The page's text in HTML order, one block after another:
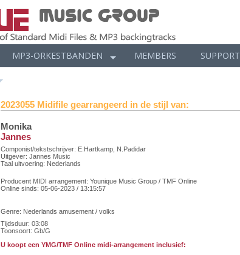
MP3-ORKESTBANDEN MEMBERS
SUPPORT
2023055 Midifile gearrangeerd in de stijl van:
Monika
Jannes
Componist/tekstschrijver: E.Hartkamp, N.Padidar
Uitgever: Jannes Music
Taal uitvoering: Nederlands
Producent MIDI arrangement: Younique Music Group / TMF Online
Online sinds: 05-06-2023 / 13:15:57
Genre: Nederlands amusement / volks
Tijdsduur: 03:08
Toonsoort: Gb/G
U koopt een YMG/TMF Online midi-arrangement inclusief: